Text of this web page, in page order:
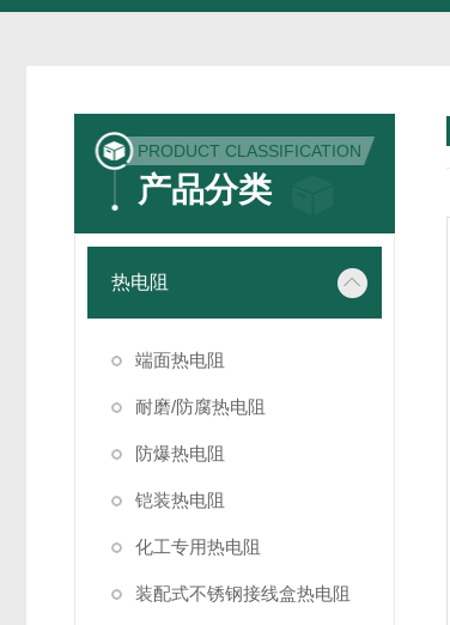
PRODUCT CLASSIFICATION
产品分类
热电阻
端面热电阻
耐磨/防腐热电阻
防爆热电阻
铠装热电阻
化工专用热电阻
装配式不锈钢接线盒热电阻